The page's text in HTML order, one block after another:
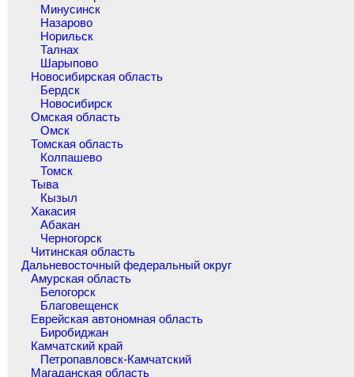
Минусинск
Назарово
Норильск
Талнах
Шарыпово
Новосибирская область
Бердск
Новосибирск
Омская область
Омск
Томская область
Колпашево
Томск
Тыва
Кызыл
Хакасия
Абакан
Черногорск
Читинская область
Дальневосточный федеральный округ
Амурская область
Белогорск
Благовещенск
Еврейская автономная область
Биробиджан
Камчатский край
Петропавловск-Камчатский
Магаданская область